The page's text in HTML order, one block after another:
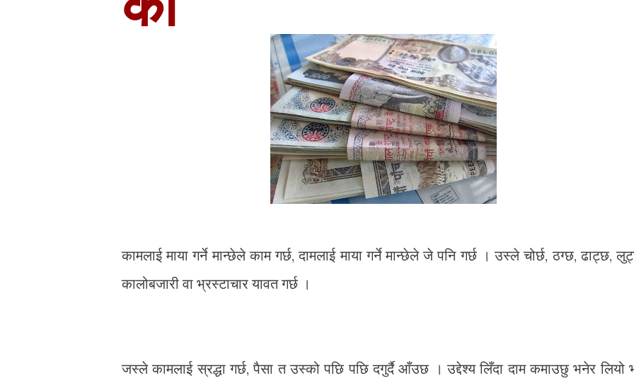
कामलाई माया गर्ने मान्छेले काम गर्छ, दामलाई माया गर्ने मान्छेले जे पनि गर्छ । उस्ले चोर्छ, ठग्छ, ढाट्छ,
कालोबजारी वा भ्रस्टाचार यावत गर्छ ।
जस्ले कामलाई स्रद्धा गर्छ, पैसा त उस्को पछि पछि दगुर्दै आँउछ । उद्देश्य लिँदा दाम कमाउछु भनेर लियो